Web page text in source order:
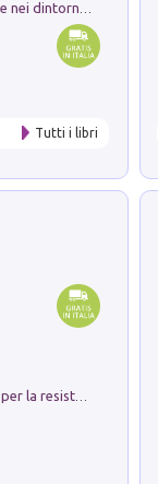
Tutti i libri
Memorial Santa Giulia. Sculture per la resistenza Monchio di Palagano